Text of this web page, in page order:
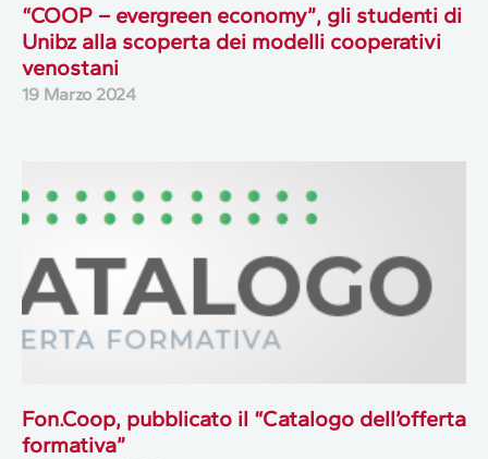
“COOP – evergreen economy”, gli studenti di
Unibz alla scoperta dei modelli cooperativi
venostani
19 Marzo 2024
Fon.Coop, pubblicato il “Catalogo dell’offerta
formativa”